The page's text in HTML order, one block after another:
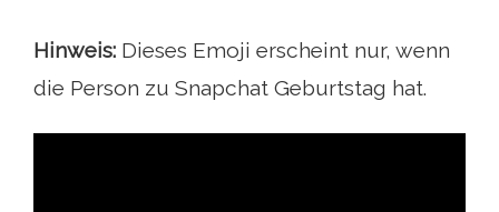
Hinweis: Dieses Emoji erscheint nur, wenn
die Person zu Snapchat Geburtstag hat.